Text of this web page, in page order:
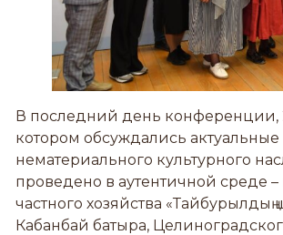
В последний день конференции,
котором обсуждались
нематериального культурного
проведено в аутентичной среде –
частного хозяйства
Кабанбай батыра,